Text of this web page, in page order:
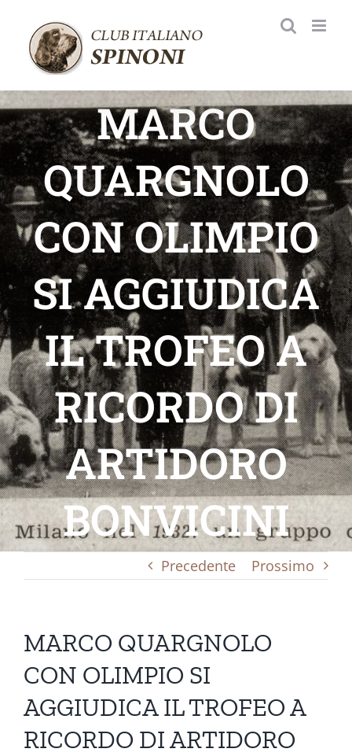
contenuto
MARCO
QUARGNOLO
CON OLIMPIO
SI AGGIUDICA
IL TROFEO A
RICORDO DI
ARTIDORO
BONVICINI
Precedente Prossimo
MARCO QUARGNOLO
CON OLIMPIO SI
AGGIUDICA IL TROFEO A
RICORDO DI ARTIDORO